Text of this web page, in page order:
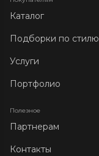
Каталог
Подборки по стилю
Услуги
Портфолио
Полезное
Партнерам
Контакты